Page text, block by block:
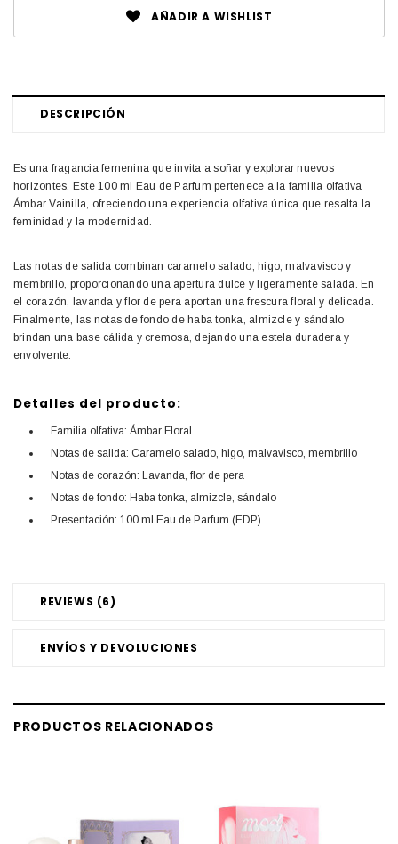
AÑADIR A WISHLIST
DESCRIPCIÓN
REVIEWS (6)
ENVÍOS Y DEVOLUCIONES
Es una fragancia femenina que invita a soñar y explorar nuevos
horizontes. Este 100 ml Eau de Parfum pertenece a la familia olfativa
Ámbar Vainilla, ofreciendo una experiencia olfativa única que resalta la
feminidad y la modernidad.
Las notas de salida combinan caramelo salado, higo, malvavisco y
membrillo, proporcionando una apertura dulce y ligeramente salada. En
el corazón, lavanda y flor de pera aportan una frescura floral y delicada.
Finalmente, las notas de fondo de haba tonka, almizcle y sándalo
brindan una base cálida y cremosa, dejando una estela duradera y
envolvente.
Detalles del producto:
Familia olfativa: Ámbar Floral
Notas de salida: Caramelo salado, higo, malvavisco, membrillo
Notas de corazón: Lavanda, flor de pera
Notas de fondo: Haba tonka, almizcle, sándalo
Presentación: 100 ml Eau de Parfum (EDP)
PRODUCTOS RELACIONADOS